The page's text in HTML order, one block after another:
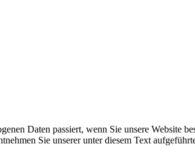
Daten passiert, wenn Sie unsere Website
Sie unserer unter diesem Text